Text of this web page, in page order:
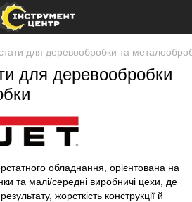
для деревообробки та
для деревообробки
обладнання, орієнтована на
та малі/середні виробничі цехи, де
жорсткість конструкції й